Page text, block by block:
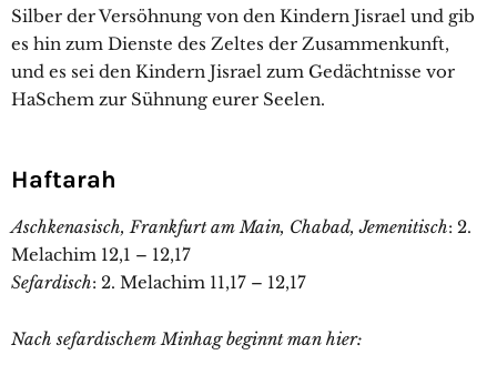
Silber der Versöhnung von den Kindern Jisrael und gib
es hin zum Dienste des Zeltes der Zusammenkunft,
und es sei den Kindern Jisrael zum Gedächtnisse vor
HaSchem zur Sühnung eurer Seelen.
Haftarah
Aschkenasisch, Frankfurt am Main, Chabad, Jemenitisch: 2.
Melachim 12,1 – 12,17
Sefardisch: 2. Melachim 11,17 – 12,17
Nach sefardischem Minhag beginnt man hier: